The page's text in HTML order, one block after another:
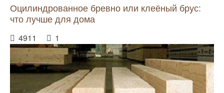
Оцилиндрованное бревно или клеёный брус:
что лучше для дома
4911 1